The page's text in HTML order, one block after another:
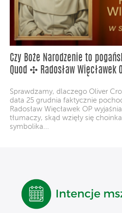
Czy Boże Narodzenie to
Quod ✣ Radosław Więcławek
Sprawdzamy, dlaczego Oliver
data 25 grudnia faktycznie
Radosław Więcławek OP
tłumaczy, skąd wzięły się
symbolika...